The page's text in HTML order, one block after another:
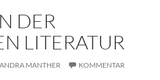
DER
LITERATUR
MANTHER
KOMMENTAR